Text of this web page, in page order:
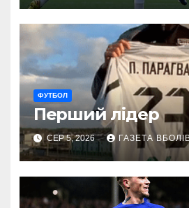
ФУТБОЛ
Перший лідер
СЕР 5, 2026 ГАЗЕТА